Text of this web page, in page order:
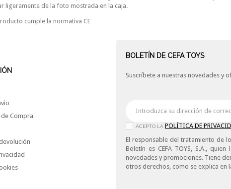
ligeramente de la foto mostrada en la caja.
cumple la normativa CE
Compra
BOLETÍN DE CEFA TOYS
Suscríbete a nuestras novedades y
ACEPTO LA POLÍTICA DE
El responsable del tratamiento de
Boletín es CEFA TOYS, S.A.,
novedades y promociones. Tiene
otros derechos, como se explica